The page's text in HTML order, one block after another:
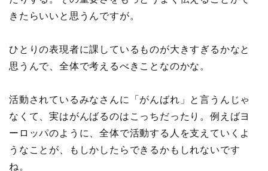
きたらいいと思うんですが。
ひとりの表現者に課しているものが大きすぎるかなと
思うんで、全体で考えるべきことなのかな。
活動されているみなさんに「がんばれ」と言うんじゃ
なくて、実はがんばるのはこっちだったり。例えばヨ
ーロッパのように、全体で活動する人を支えていくよ
うなことが、もしかしたらできるかもしれないです
ね。